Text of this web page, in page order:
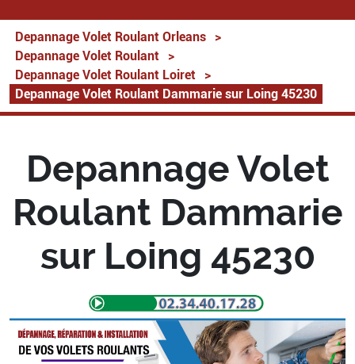
Depannage Volet Roulant Orleans
>
Depannage Volet Roulant
>
Depannage Volet Roulant Loiret
>
Depannage Volet Roulant Dammarie sur Loing 45230
Depannage Volet
Roulant Dammarie
sur Loing 45230